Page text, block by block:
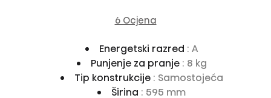
6 Ocjena
Energetski razred : A
Punjenje za pranje : 8 kg
Tip konstrukcije : Samostojeća
Širina : 595 mm